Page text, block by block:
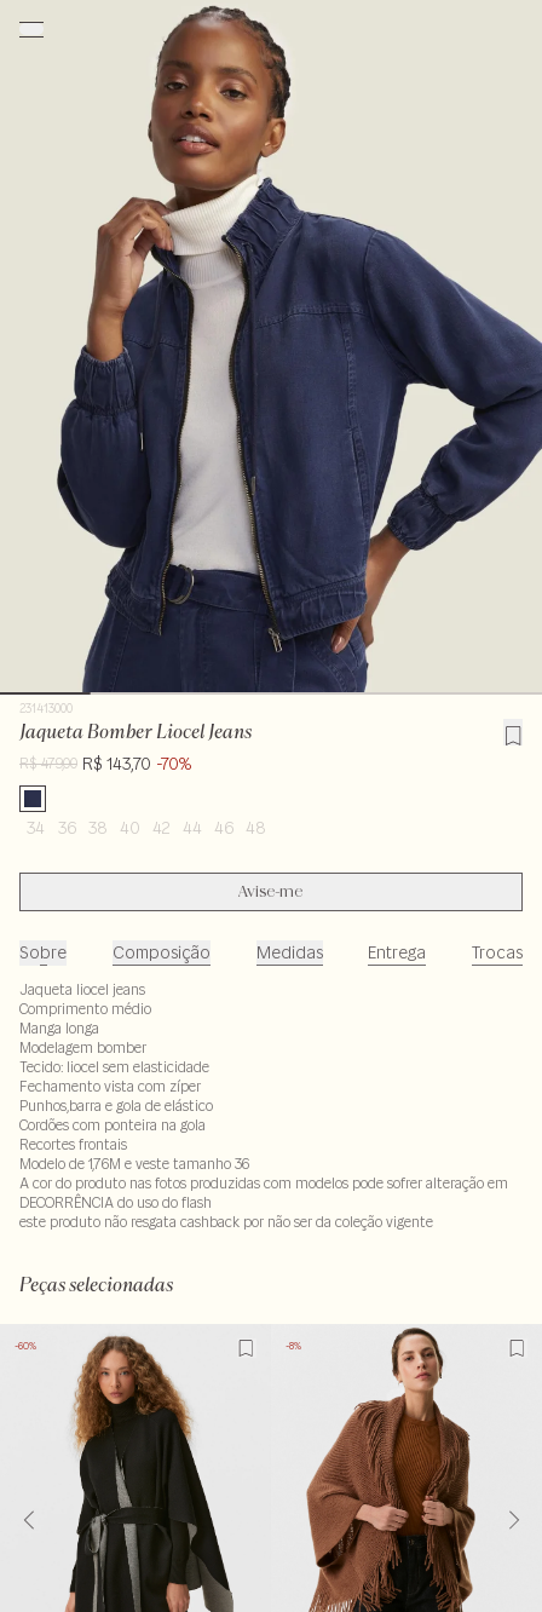
231413000
Jaqueta Bomber Liocel Jeans
R$ 479,00 R$ 143,70 -70%
34 36 38 40 42 44 46 48
Avise-me
Sobre Composição Medidas Entrega Trocas
Jaqueta liocel jeans
Comprimento médio
Manga longa
Modelagem bomber
Tecido: liocel sem elasticidade
Fechamento vista com zíper
Punhos,barra e gola de elástico
Cordões com ponteira na gola
Recortes frontais
Modelo de 1,76M e veste tamanho 36
A cor do produto nas fotos produzidas com modelos pode sofrer alteração em
DECORRÊNCIA do uso do flash
este produto não resgata cashback por não ser da coleção vigente
Peças selecionadas
-60% -8%